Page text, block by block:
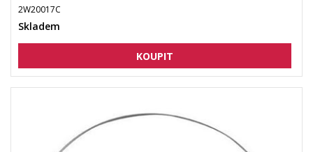
2W20017C
Skladem